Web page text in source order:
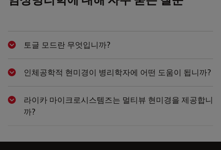
Show answer
토글 모드란 무엇입니까?
Show answer
인체공학적 현미경이 병리학자에 어떤 도움이 됩니까?
Show answer
라이카 마이크로시스템즈는 멀티뷰 현미경을 제공합니
까?